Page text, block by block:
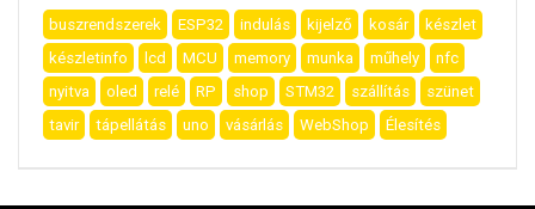
buszrendszerek ESP32 indulás kijelző kosár
készlet
készletinfo
lcd MCU memory munka műhely
nfc
nyitva
oled relé RP shop STM32 szállítás
szünet
tavir
tápellátás uno vásárlás WebShop Élesítés